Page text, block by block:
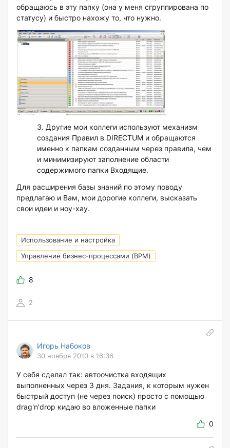
обращаюсь в эту папку (она у меня сгруппирована по
статусу) и быстро нахожу то, что нужно.
3. Другие мои коллеги используют механизм
создания Правил в DIRECTUM и обращаются
именно к папкам созданным через правила, чем
и минимизируют заполнение области
содержимого папки Входящие.
Для расширения базы знаний по этому поводу
предлагаю и Вам, мои дорогие коллеги, высказать
свои идеи и ноу-хау.
Использование и настройка
Управление бизнес-процессами (BPM)
8
2
Игорь Набоков
30 ноября 2010 в 16:36
У себя сделал так: автоочистка входящих
выполненных через 3 дня. Задания, к которым нужен
быстрый доступ (не через поиск) просто с помощью
drag'n'drop кидаю во вложенные папки
0